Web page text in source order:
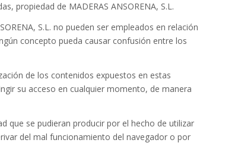
propiedad de MADERAS ANSORENA, S.L.
S.L. no pueden ser empleados en relación
concepto pueda causar confusión entre los
de los contenidos expuestos en estas
su acceso en cualquier momento, de manera
que se pudieran producir por el hecho de utilizar
del mal funcionamiento del navegador o por